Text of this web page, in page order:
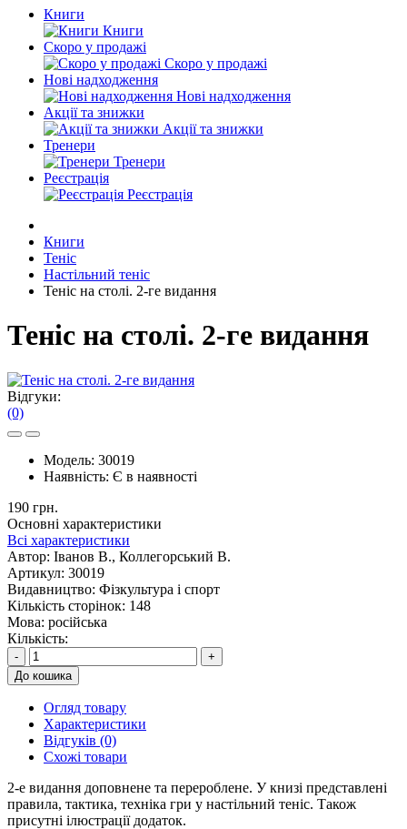
Книги
Книги
Скоро у продажі
Скоро у продажі
Нові надходження
Нові надходження
Акції та знижки
Акції та знижки
Тренери
Тренери
Реєстрація
Реєстрація
Книги
Теніс
Настільний теніс
Теніс на столі. 2-ге видання
Теніс на столі. 2-ге видання
Відгуки:
(0)
Модель: 30019
Наявність: Є в наявності
190 грн.
Основні характеристики
Всі характеристики
Автор: Іванов В., Коллегорський В.
Артикул: 30019
Видавництво: Фізкультура і спорт
Кількість сторінок: 148
Мова: російська
Кількість:
-
+
До кошика
Огляд товару
Характеристики
Відгуків (0)
Схожі товари
2-е видання доповнене та перероблене. У книзі представлені
правила, тактика, техніка гри у настільний теніс. Також
присутні ілюстрації додаток.